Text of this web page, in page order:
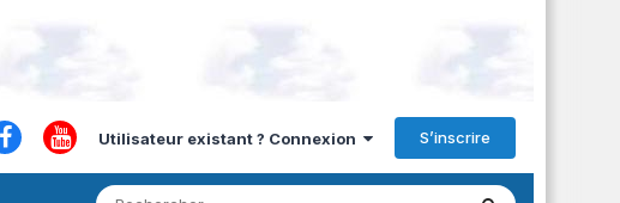
Utilisateur existant ? Connexion S’inscrire